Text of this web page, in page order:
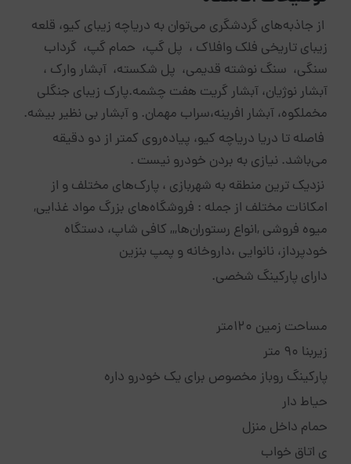
از جاذبه‌های گردشگری می‌توان به دریاچه زیبای کیو، قلعه
زیبای تاریخی فلک وافلاک ، پل گپ، حمام گپ، گرداب
سنگی، سنگ نوشته قدیمی، پل شکسته، آبشار وارک ،
آبشار نوژیان، آبشار گریت هفت چشمه.پارک زیبای جنگلی
مخملکوه، آبشار افرینه،سراب مهمان. و آبشار بی نظیر بیشه.
فاصله تا دریا دریاچه کیو، پیاده‌روی کمتر از دو دقیقه
می‌باشد. نیازی به بردن خودرو نیست .
نزدیک ترین منطقه به شهربازی ، پارک‌های مختلف و از
امکانات مختلف از جمله : فروشگاه‌های بزرگ مواد غذایی,
میوه فروشی ,انواع رستوران‌ها,,, کافی شاپ، دستگاه
خودپرداز، نانوایی ،داروخانه و پمپ بنزین
دارای پارکینگ شخصی.
مساحت زمین 120متر
زیربنا 90 متر
پارکینگ روباز مخصوص برای یک خودرو داره
حیاط دار
حمام داخل منزل
ی اتاق خواب